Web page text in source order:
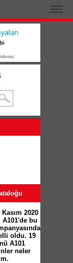
2020
A101'de bu
oldu. 19
A101
neler